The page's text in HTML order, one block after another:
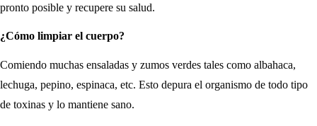
pronto posible y recupere su salud.
¿Cómo limpiar el cuerpo?
Comiendo muchas ensaladas y zumos verdes tales como albahaca,
lechuga, pepino, espinaca, etc. Esto depura el organismo de todo tipo
de toxinas y lo mantiene sano.